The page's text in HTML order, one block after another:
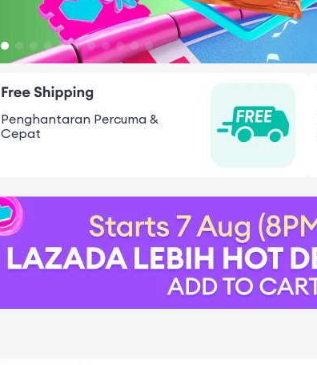
Penghantaran Percuma &
Cepat